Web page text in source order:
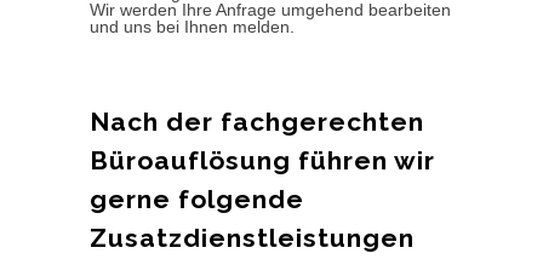
Wir werden Ihre Anfrage umgehend bearbeiten
und uns bei Ihnen melden.
Nach der fachgerechten
Büroauflösung führen wir
gerne folgende
Zusatzdienstleistungen